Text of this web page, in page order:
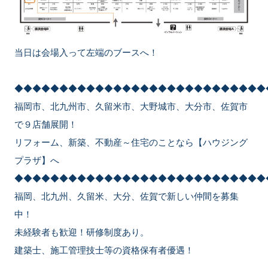
当日は会場入って左端のブースへ！
福岡市、北九州市、久留米市、大野城市、大分市、佐賀市
で９店舗展開！
リフォーム、新築、不動産～住宅のことなら【ハウジング
プラザ】へ
福岡、北九州、久留米、大分、佐賀で新しい仲間を募集
中！
未経験者も歓迎！研修制度あり。
建築士、施工管理技士等の資格保有者優遇！